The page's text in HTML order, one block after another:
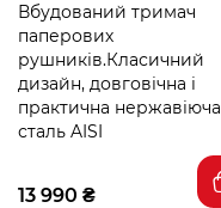
Вбудований тримач
паперових
рушників.Класичний
дизайн, довговічна і
практична нержавіюча
сталь AISI
13 990 ₴